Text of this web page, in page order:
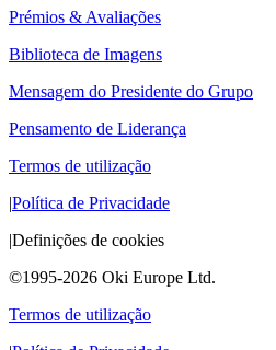
Prémios & Avaliações
Biblioteca de Imagens
Mensagem do Presidente do Grupo
Pensamento de Liderança
Termos de utilização
|Política de Privacidade
|Definições de cookies
©1995-2026 Oki Europe Ltd.
Termos de utilização